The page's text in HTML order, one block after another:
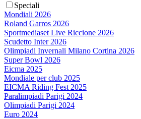
Speciali
Mondiali 2026
Roland Garros 2026
Sportmediaset Live Riccione 2026
Scudetto Inter 2026
Olimpiadi Invernali Milano Cortina 2026
Super Bowl 2026
Eicma 2025
Mondiale per club 2025
EICMA Riding Fest 2025
Paralimpiadi Parigi 2024
Olimpiadi Parigi 2024
Euro 2024